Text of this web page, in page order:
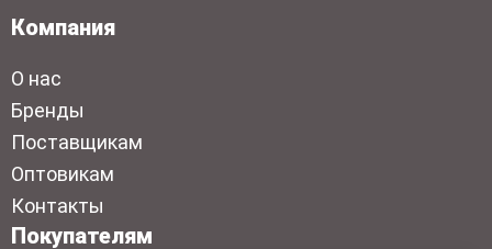
Компания
О нас
Бренды
Поставщикам
Оптовикам
Контакты
Покупателям